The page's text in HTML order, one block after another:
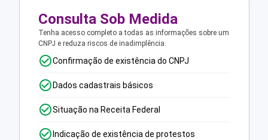
Consulta Sob Medida
Tenha acesso completo a todas as informações sobre um
CNPJ e reduza riscos de inadimplência.
Confirmação de existência do CNPJ
Dados cadastrais básicos
Situação na Receita Federal
Indicação de existência de protestos